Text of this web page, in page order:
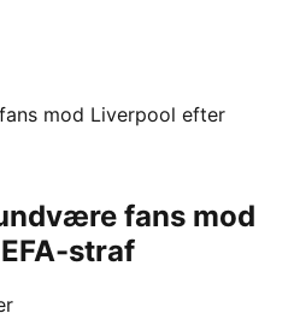
mod Liverpool efter
fans mod
straf